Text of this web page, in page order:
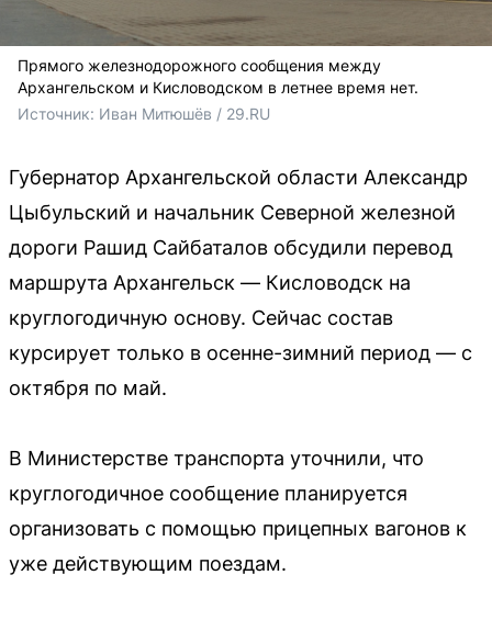
Прямого железнодорожного сообщения между
Архангельском и Кисловодском в летнее время нет.
Источник: Иван Митюшёв / 29.RU
Губернатор Архангельской области Александр
Цыбульский и начальник Северной железной
дороги Рашид Сайбаталов обсудили перевод
маршрута Архангельск — Кисловодск на
круглогодичную основу. Сейчас состав
курсирует только в осенне-зимний период — с
октября по май.
В Министерстве транспорта уточнили, что
круглогодичное сообщение планируется
организовать с помощью прицепных вагонов к
уже действующим поездам.